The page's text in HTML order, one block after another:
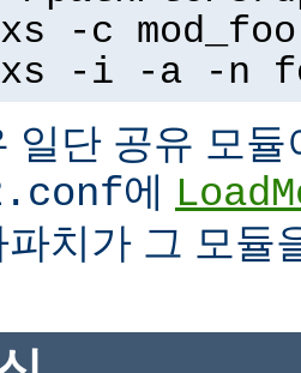
-c
-i -a -n
일단 공유 모
에
치가 그 모듈